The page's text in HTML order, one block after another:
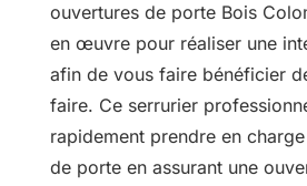
ouvertures de porte Bois
en œuvre pour réaliser une
afin de vous faire bénéficier
faire. Ce serrurier
rapidement prendre en
de porte en assurant une